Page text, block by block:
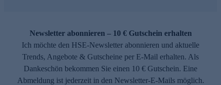
Newsletter abonnieren – 10 € Gutschein erhalten
Ich möchte den HSE-Newsletter abonnieren und aktuelle
Trends, Angebote & Gutscheine per E-Mail erhalten. Als
Dankeschön bekommen Sie einen 10 € Gutschein. Eine
Abmeldung ist jederzeit in den Newsletter-E-Mails möglich.